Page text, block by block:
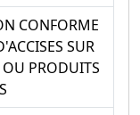
CONFORME
SUR
OU PRODUITS